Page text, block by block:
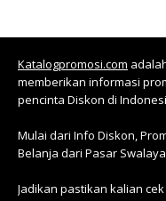
Katalogpromosi.com
memberikan informasi
pencinta Diskon di
Mulai dari Info Diskon,
Belanja dari Pasar
Jadikan pastikan kalian cek